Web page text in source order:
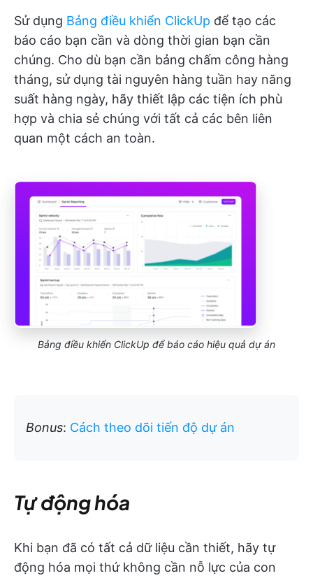
Sử dụng Bảng điều khiển ClickUp để tạo các
báo cáo bạn cần và dòng thời gian bạn cần
chúng. Cho dù bạn cần bảng chấm công hàng
tháng, sử dụng tài nguyên hàng tuần hay năng
suất hàng ngày, hãy thiết lập các tiện ích phù
hợp và chia sẻ chúng với tất cả các bên liên
quan một cách an toàn.
Bảng điều khiển ClickUp để báo cáo hiệu quả dự án
Bonus: Cách theo dõi tiến độ dự án
Tự động hóa
Khi bạn đã có tất cả dữ liệu cần thiết, hãy tự
động hóa mọi thứ không cần nỗ lực của con